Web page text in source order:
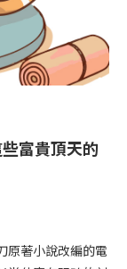
富貴頂天的
原著小說改編的電